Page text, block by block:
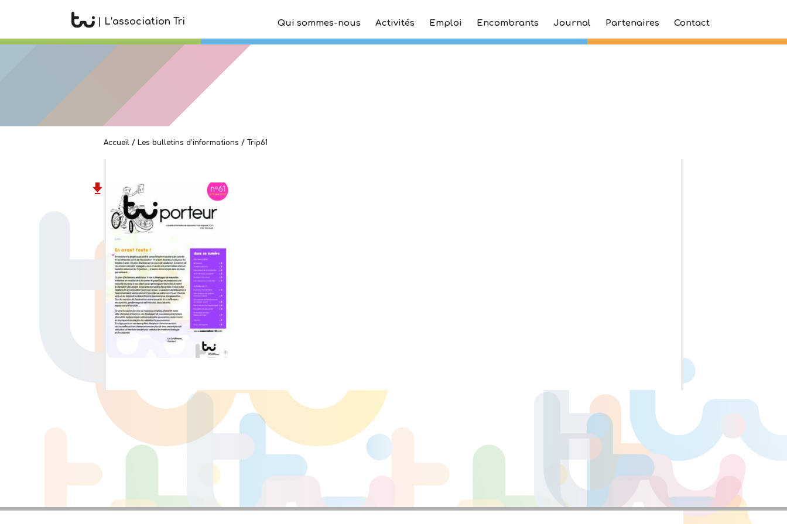
| L’association Tri Qui sommes-nous Activités Emploi Encombrants Journal Partenaires Contact
Accueil / Les bulletins d’informations / Trip61